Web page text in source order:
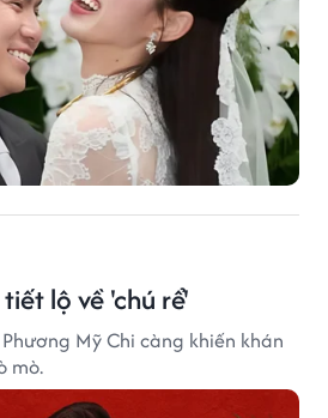
lộ về 'chú rể'
Mỹ Chi càng khiến khán
mò.